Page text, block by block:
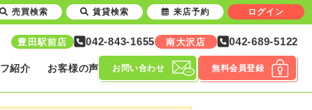
豊田駅前店 042-843-1655 南大沢店 042-689-5122
紹介 お客様の声 お問い合わせ 無料会員登録
売買検索 賃貸検索 来店予約 ログイン